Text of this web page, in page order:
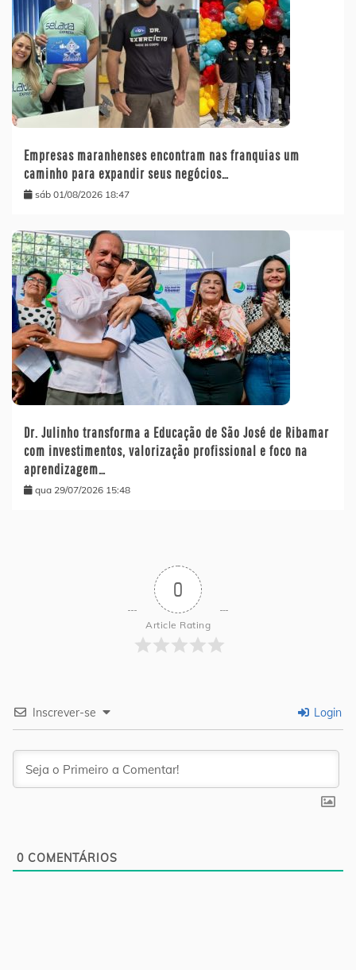
Empresas maranhenses encontram nas franquias um
caminho para expandir seus negócios…
sáb 01/08/2026 18:47
Dr. Julinho transforma a Educação de São José de Ribamar
com investimentos, valorização profissional e foco na
aprendizagem…
qua 29/07/2026 15:48
0
Article Rating
Inscrever-se Login
0 COMENTÁRIOS